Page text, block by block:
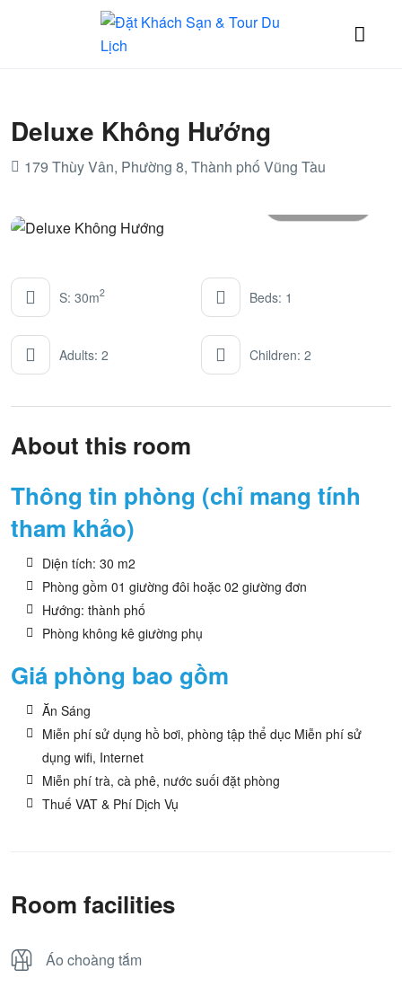
Deluxe Không Hướng
179 Thùy Vân, Phường 8, Thành phố Vũng Tàu
S: 30m2 Beds: 1
Adults: 2 Children: 2
About this room
Thông tin phòng (chỉ mang tính
tham khảo)
Diện tích: 30 m2
Phòng gồm 01 giường đôi hoặc 02 giường đơn
Hướng: thành phố
Phòng không kê giường phụ
Giá phòng bao gồm
Ăn Sáng
Miễn phí sử dụng hồ bơi, phòng tập thể dục Miễn phí sử
dụng wifi, Internet
Miễn phí trà, cà phê, nước suối đặt phòng
Thuế VAT & Phí Dịch Vụ
Room facilities
Áo choàng tắm